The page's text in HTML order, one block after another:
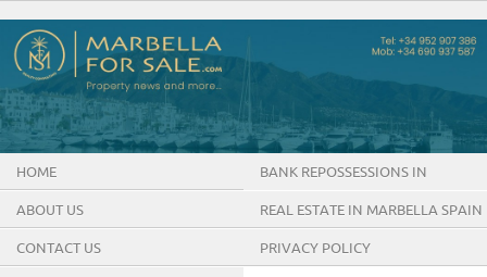
HOME BANK REPOSSESSIONS IN
MARBELLA SPAIN
ABOUT US REAL ESTATE IN MARBELLA SPAIN
CONTACT US PRIVACY POLICY